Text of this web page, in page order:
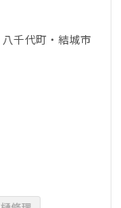
千代町・結城市